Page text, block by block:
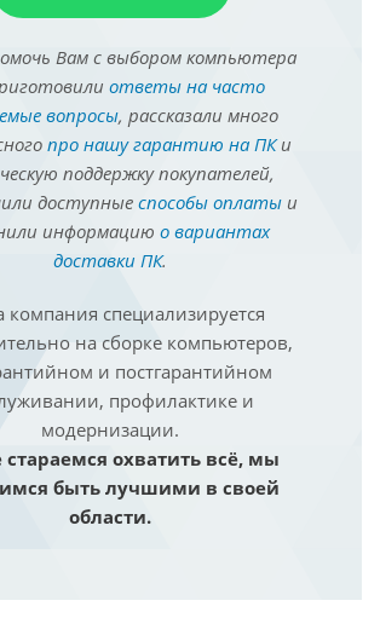
Вам с выбором компьютера
ответы на часто
вопросы, рассказали много
про нашу гарантию на ПКи
поддержку покупателей,
доступныеспособы оплатыи
информацию о вариантах
доставки ПК.
компания специализируется
на сборке компьютеров,
и постгарантийном
профилактике и
модернизации.
охватить всё, мы
быть лучшими в своей
области.